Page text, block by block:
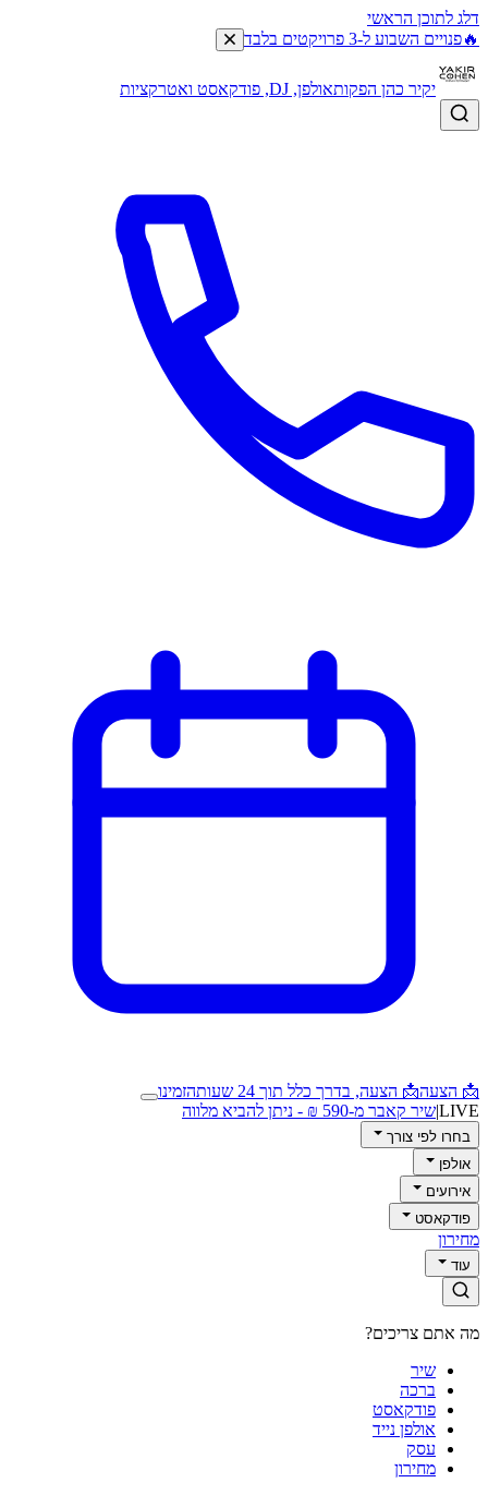
דלג לתוכן הראשי
🔥פנויים השבוע ל-3 פרויקטים בלבד
יקיר כהן הפקותאולפן, DJ, פודקאסט ואטרקציות
📩 הצעה📩 הצעה, בדרך כלל תוך 24 שעות
הזמינו
LIVE
|שיר קאבר מ-590 ₪ - ניתן להביא מלווה
בחרו לפי צורך
אולפן
אירועים
פודקאסט
מחירון
עוד
מה אתם צריכים?
שיר
ברכה
פודקאסט
אולפן נייד
עסק
מחירון